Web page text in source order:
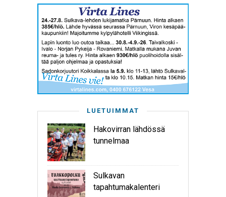
LUETUIMMAT
Hakovirran lähdössä
tunnelmaa
Sulkavan
tapahtumakalenteri